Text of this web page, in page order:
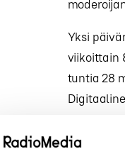
Yksi
viikoittain
tuntia 28
Lisätietoja